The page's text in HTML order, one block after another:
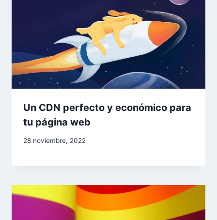
Un CDN perfecto y económico para
tu página web
28 noviembre, 2022